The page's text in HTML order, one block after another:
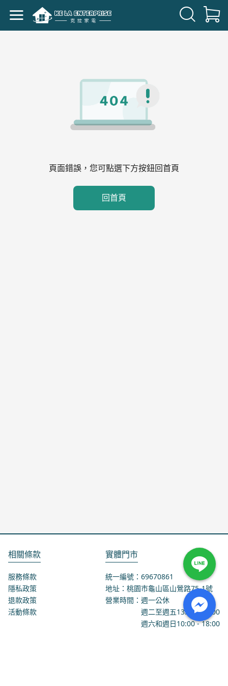
頁面錯誤，您可點選下方按鈕回首頁
回首頁
相關條款
服務條款
隱私政策
退款政策
活動條款
實體門市
統一編號：69670861
地址：桃園市龜山區山鶯路75-1號
營業時間：週一公休
週二至週五13:00 - 18:00
週六和週日10:00 - 18:00